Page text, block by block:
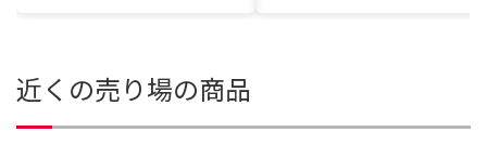
近くの売り場の商品